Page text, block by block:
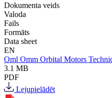
Dokumenta veids
Valoda
Fails
Formāts
Data sheet
EN
Oml Omm Orbital Motors
3.1 MB
PDF
Lejupielādēt